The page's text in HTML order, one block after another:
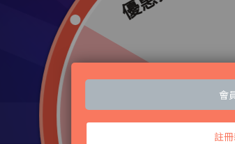
VG 凡格堤冰涼纖維褲(短版)禮盒組
已銷售：135
NT$1,560NT$2,180